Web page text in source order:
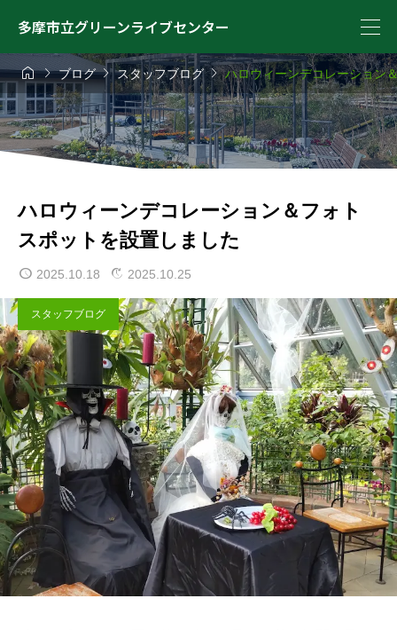
多摩市立グリーンライブセンター
ブログスタッフブログハロウィーンデコレーション
ハロウィーンデコレーション＆フォト
スポットを設置しました
2025.10.18 2025.10.25
スタッフブログ